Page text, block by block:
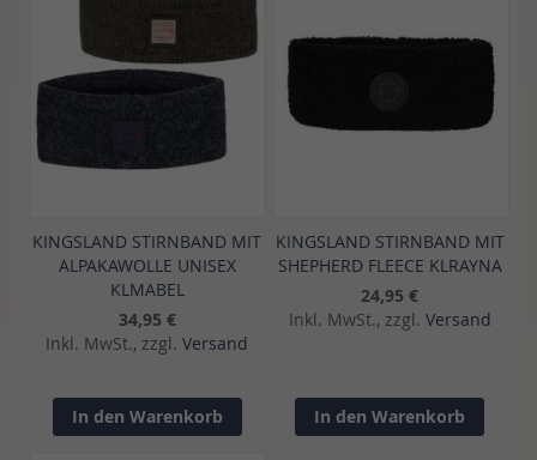
KINGSLAND STIRNBAND MIT
ALPAKAWOLLE UNISEX
KLMABEL
34,95 €
Inkl. MwSt., zzgl. Versand
In den Warenkorb
KINGSLAND STIRNBAND MIT
SHEPHERD FLEECE KLRAYNA
24,95 €
Inkl. MwSt., zzgl. Versand
In den Warenkorb